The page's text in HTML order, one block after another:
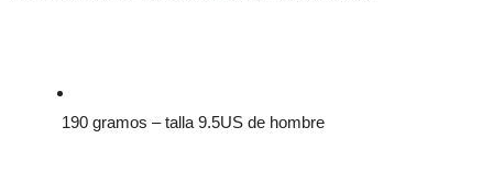
190 gramos – talla 9.5US de hombre